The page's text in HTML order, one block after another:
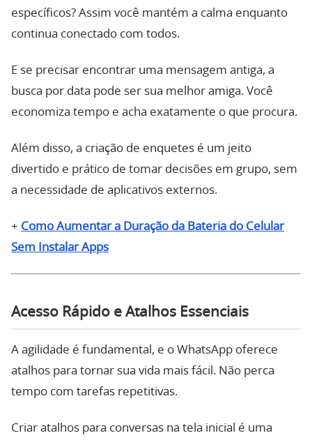
específicos? Assim você mantém a calma enquanto
continua conectado com todos.
E se precisar encontrar uma mensagem antiga, a
busca por data pode ser sua melhor amiga. Você
economiza tempo e acha exatamente o que procura.
Além disso, a criação de enquetes é um jeito
divertido e prático de tomar decisões em grupo, sem
a necessidade de aplicativos externos.
+ Como Aumentar a Duração da Bateria do Celular
Sem Instalar Apps
Acesso Rápido e Atalhos Essenciais
A agilidade é fundamental, e o WhatsApp oferece
atalhos para tornar sua vida mais fácil. Não perca
tempo com tarefas repetitivas.
Criar atalhos para conversas na tela inicial é uma